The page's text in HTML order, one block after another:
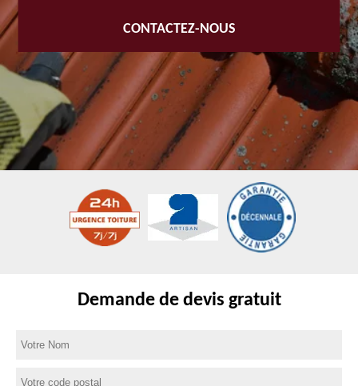
CONTACTEZ-NOUS
Demande de devis gratuit